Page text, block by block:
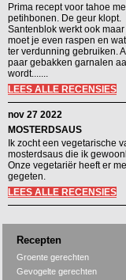
Prima recept voor tahoe
petihbonen. De geur klopt.
Santenblok werkt ook maar
moet je even raspen en
ter verdunning gebruiken.
paar gebakken garnalen
wordt.......
LEES ALLE RECENSIES
nov 27 2022
MOSTERDSAUS
Ik zocht een vegetarische
mosterdsaus die ik
Onze vegetariër heeft er
gegeten.
LEES ALLE RECENSIES
Recepten
Groente gerechten
Gevogelte gerechten